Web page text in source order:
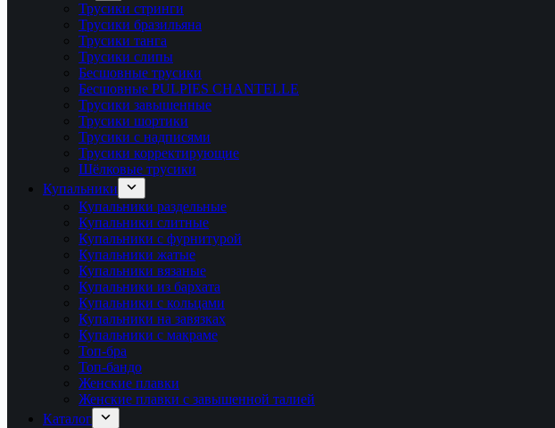
Трусики стринги
Трусики бразильяна
Трусики танга
Трусики слипы
Бесшовные трусики
Бесшовные PULPIES CHANTELLE
Трусики завышенные
Трусики шортики
Трусики с надписями
Трусики корректирующие
Шёлковые трусики
Купальники
Купальники раздельные
Купальники слитные
Купальники с фурнитурой
Купальники жатые
Купальники вязаные
Купальники из бархата
Купальники с кольцами
Купальники на завязках
Купальники с макраме
Топ-бра
Топ-бандо
Женские плавки
Женские плавки с завышенной талией
Каталог